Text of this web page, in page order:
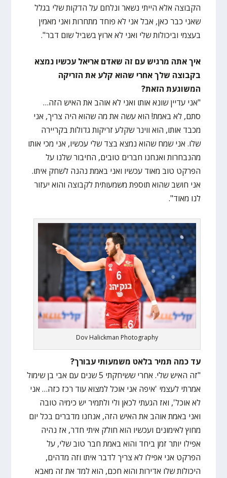
הקבוצה אלא הייתי נשאר ונלחם על הדקות שלי בגלל
שאני כבר כאן, אבל אני לא פוחד מתחרות ואני מאמין
בעצמי וביכולות שלי ואני לא ארוץ בשביל שום דבר".
איך אתה מרגיש עם זה שאדם אריאל עכשיו נמצא
בקבוצה שלך אחרי שהוא קלע את הזריקה
המשוגעת הזאת?
"אני עדיין שונא אותו ואני לא אוהב את האיש הזה…
סתם, לא באמת! הוא עשה את מה שהוא היה צריך, אני
מכבד אותו, הוא ווינר שקלע זריקות גדולות בקריירה
שלו. אני שמח שהוא נמצא בצד שלי עכשיו, אני מכי אותו
מהנבחרות ואנחנו חברים טובים, החיבור שלנו על
הפרקט טוב מאוד עכשיו ואני באמת נהנה לשחק איתו.
אני חושב שהוא תוספת משמעותית לקבוצה והוא יעזור
לנו מאוד".
Dov Halickman Photography
עד כמה תמיר בלאט משמעותי עבורך?
"זה האיש שלי. אחרי ששיחקתי 5 שנים עם אבי בן שימול
אמרתי לעצמי 'איפה אני אוכל למצוא עוד רכז כזה… אני
לא אוכל', ואז הגעתי לכאן ולי ולתמיר יש כימיה טובה
ואני באמת אוהב את האיש הזה, אנחנו מדברים בכל יום
מחוץ לאימונים ועכשיו הוא חולק איתי חדר, אז נהיה
אפילו יותר זמן ביחד והוא באמת חבר טוב שלי, על
הפרקט אני אפילו לא צריך לדבר איתו וזה מדהים,
היכולות שלו אדירות והוא חכם, הוא למד את זה מאבא